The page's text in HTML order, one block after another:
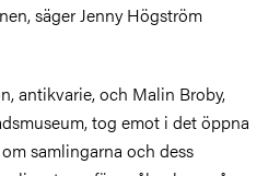
säger Jenny Högström
antikvarie, och Malin Broby,
tog emot i det öppna
samlingarna och dess